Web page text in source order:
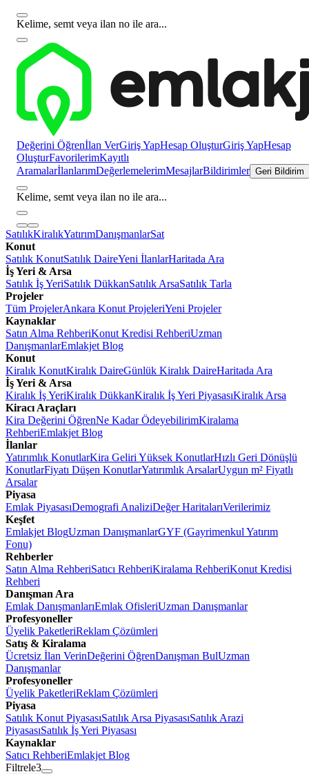
Kelime, semt veya ilan no ile ara...
Değerini Öğrenİlan VerGiriş YapHesap OluşturGiriş YapHesap
OluşturFavorilerimKayıtlı
AramalarİlanlarımDeğerlemelerimMesajlarBildirimler Geri Bildirim
Kelime, semt veya ilan no ile ara...
SatılıkKiralıkYatırımDanışmanlarSat
Konut
Satılık KonutSatılık DaireYeni İlanlarHaritada Ara
İş Yeri & Arsa
Satılık İş YeriSatılık DükkanSatılık ArsaSatılık Tarla
Projeler
Tüm ProjelerAnkara Konut ProjeleriYeni Projeler
Kaynaklar
Satın Alma RehberiKonut Kredisi RehberiUzman
DanışmanlarEmlakjet Blog
Konut
Kiralık KonutKiralık DaireGünlük Kiralık DaireHaritada Ara
İş Yeri & Arsa
Kiralık İş YeriKiralık DükkanKiralık İş Yeri PiyasasıKiralık Arsa
Kiracı Araçları
Kira Değerini ÖğrenNe Kadar ÖdeyebilirimKiralama
RehberiEmlakjet Blog
İlanlar
Yatırımlık KonutlarKira Geliri Yüksek KonutlarHızlı Geri Dönüşlü
KonutlarFiyatı Düşen KonutlarYatırımlık ArsalarUygun m² Fiyatlı
Arsalar
Piyasa
Emlak PiyasasıDemografi AnaliziDeğer HaritalarıVerilerimiz
Keşfet
Emlakjet BlogUzman DanışmanlarGYF (Gayrimenkul Yatırım
Fonu)
Rehberler
Satın Alma RehberiSatıcı RehberiKiralama RehberiKonut Kredisi
Rehberi
Danışman Ara
Emlak DanışmanlarıEmlak OfisleriUzman Danışmanlar
Profesyoneller
Üyelik PaketleriReklam Çözümleri
Satış & Kiralama
Ücretsiz İlan VerinDeğerini ÖğrenDanışman BulUzman
Danışmanlar
Profesyoneller
Üyelik PaketleriReklam Çözümleri
Piyasa
Satılık Konut PiyasasıSatılık Arsa PiyasasıSatılık Arazi
PiyasasıSatılık İş Yeri Piyasası
Kaynaklar
Satıcı RehberiEmlakjet Blog
Filtrele3